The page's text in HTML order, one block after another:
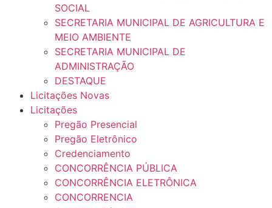
SOCIAL
SECRETARIA MUNICIPAL DE AGRICULTURA E
MEIO AMBIENTE
SECRETARIA MUNICIPAL DE
ADMINISTRAÇÃO
DESTAQUE
Licitações Novas
Licitações
Pregão Presencial
Pregão Eletrônico
Credenciamento
CONCORRÊNCIA PÚBLICA
CONCORRÊNCIA ELETRÔNICA
CONCORRENCIA